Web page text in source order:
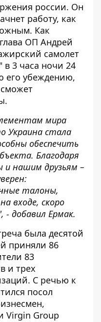
россии. Он
работу, как
. Как
ОП Андрей
самолет
в 3 часа ночи 24
его убеждению,
мира
Украина стала
обеспечить
Благодаря
нашим друзьям –
талоны,
входе, скоро
добавил Ермак.
была десятой
приняли 86
83
и трех
С речью к
посол
Virgin Group